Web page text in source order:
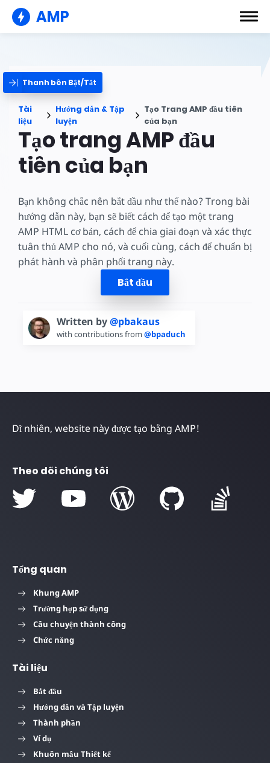
AMP
Thanh bên Bật/Tắt
Tài
liệu
Hướng dẫn & Tập
luyện
Tạo Trang AMP đầu tiên
của bạn
Tạo trang AMP đầu
tiên của bạn
Bạn không chắc nên bắt đầu như thế nào? Trong bài
hướng dẫn này, bạn sẽ biết cách để tạo một trang
AMP HTML cơ bản, cách để chia giai đoạn và xác thực
tuân thủ AMP cho nó, và cuối cùng, cách để chuẩn bị
phát hành và phân phối trang này.
Bắt đầu
Written by@pbakaus
with contributions from @bpaduch
Dĩ nhiên, website này được tạo bằng AMP!
Theo dõi chúng tôi
Tổng quan
Khung AMP
Trường hợp sử dụng
Câu chuyện thành công
Chức năng
Tài liệu
Bắt đầu
Hướng dẫn và Tập luyện
Thành phần
Ví dụ
Khuôn mẫu Thiết kế